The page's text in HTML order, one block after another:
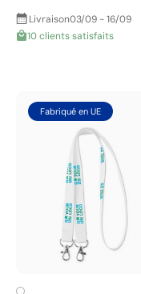
Livraison03/09 - 16/09
10 clients satisfaits
Fabriqué en UE